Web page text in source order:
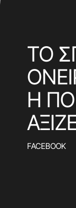
ΤΟ
Η
FACEBOOK